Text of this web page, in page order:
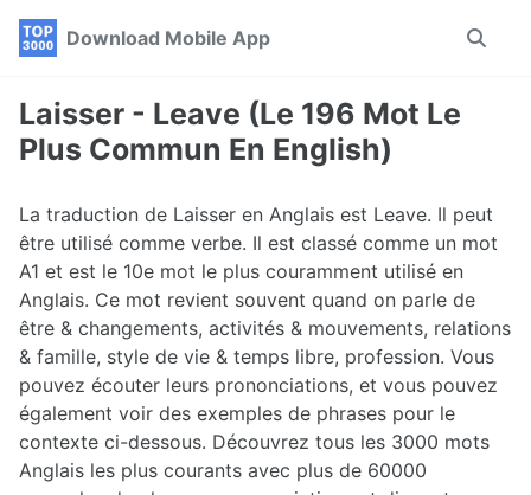
Skip
navigation
Skip
Skip
Download Mobile App
Toggle
Laisser - Leave (Le 196 Mot Le
Plus Commun En English)
La traduction de Laisser en Anglais est Leave. Il peut
être utilisé comme verbe. Il est classé comme un mot
A1 et est le 10e mot le plus couramment utilisé en
Anglais. Ce mot revient souvent quand on parle de
être & changements, activités & mouvements, relations
& famille, style de vie & temps libre, profession. Vous
pouvez écouter leurs prononciations, et vous pouvez
également voir des exemples de phrases pour le
contexte ci-dessous. Découvrez tous les 3000 mots
Anglais les plus courants avec plus de 60000